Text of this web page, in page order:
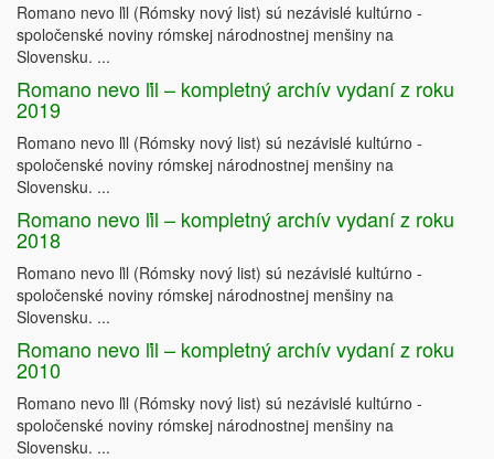
Alena Ambrózová a kol.
Bratislava 2006
Romano nevo ľil (Rómsky nový list) sú nezávislé kultúrno -
spoločenské noviny rómskej národnostnej menšiny na
Slovensku. ...
Romano nevo ľil – kompletný archív vydaní z roku
2019
Romano nevo ľil (Rómsky nový list) sú nezávislé kultúrno -
spoločenské noviny rómskej národnostnej menšiny na
Slovensku. ...
Romano nevo ľil – kompletný archív vydaní z roku
2018
Romano nevo ľil (Rómsky nový list) sú nezávislé kultúrno -
spoločenské noviny rómskej národnostnej menšiny na
Slovensku. ...
Romano nevo ľil – kompletný archív vydaní z roku
2010
Romano nevo ľil (Rómsky nový list) sú nezávislé kultúrno -
spoločenské noviny rómskej národnostnej menšiny na
Slovensku. ...